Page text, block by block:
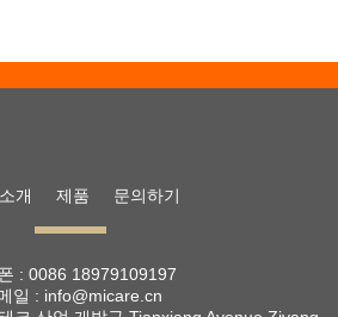
개 제품 문의하기
: 0086 18979109197
일 : info@micare.cn